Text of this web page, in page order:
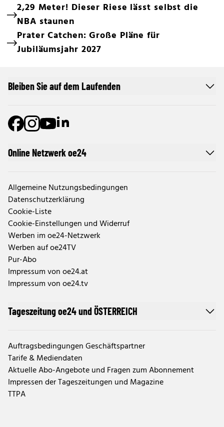
2,29 Meter! Dieser Riese lässt selbst die
NBA staunen
Prater Catchen: Große Pläne für
Jubiläumsjahr 2027
Online Netzwerk oe24
Allgemeine Nutzungsbedingungen
Datenschutzerklärung
Cookie-Liste
Cookie-Einstellungen und Widerruf
Werben im oe24-Netzwerk
Werben auf oe24TV
Pur-Abo
Impressum von oe24.at
Impressum von oe24.tv
Tageszeitung oe24 und ÖSTERREICH
Auftragsbedingungen Geschäftspartner
Tarife & Mediendaten
Aktuelle Abo-Angebote und Fragen zum Abonnement
Impressen der Tageszeitungen und Magazine
TTPA
Bleiben Sie auf dem Laufenden